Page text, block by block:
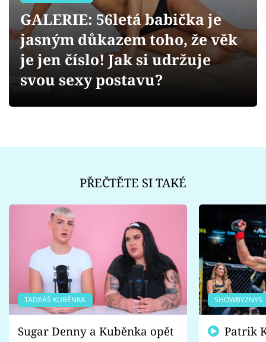
Videa
Sledujte prima+
GALERIE: 56letá babička je
jasným důkazem toho, že věk
je jen číslo! Jak si udržuje
svou sexy postavu?
PŘEČTĚTE SI TAKÉ
TADEÁŠ KUBĚNKA
Sugar Denny a Kuběnka opět
SHOWBYZNYS